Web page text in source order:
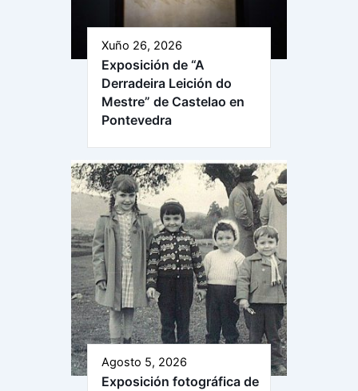
Xuño 26, 2026
Exposición de “A
Derradeira Leición do
Mestre” de Castelao en
Pontevedra
Agosto 5, 2026
Exposición fotográfica de